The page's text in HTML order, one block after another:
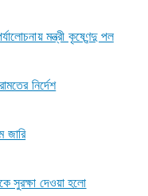
মন্ত্রী কৃষ্ণেন্দু পল
নির্দেশ
জারি
সুরক্ষা দেওয়া হলো